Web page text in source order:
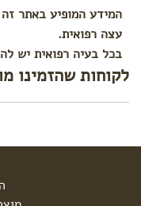
לידה
עיסוי
פרינאום
המידע המופיע באתר זה
עצה רפואית.
בכל בעיה רפואית יש
לקוחות שהזמינו